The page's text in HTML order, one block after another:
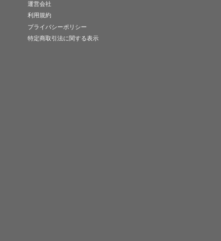
運営会社
利用規約
プライバシーポリシー
特定商取引法に関する表示